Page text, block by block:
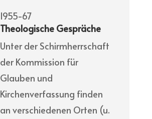
1955-67
Theologische Gespräche
Unter der Schirmherrschaft
der Kommission für
Glauben und
Kirchenverfassung finden
an verschiedenen Orten (u.